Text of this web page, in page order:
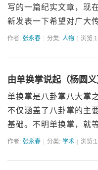
写的一篇纪实文章，现
新发表一下希望对广大
作者: 张永春 分类: 人物 浏览
由单换掌说起（杨圆义
单换掌是八卦掌八大掌
不仅涵盖了八卦掌的主
基础。不明单换掌，就
成了无根之木。 ...
作者: 张永春 分类: 学术 浏览